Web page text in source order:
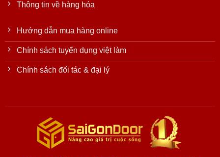
Thông tin về hàng hóa
Hướng dẫn mua hàng online
Chính sách tuyển dụng việt làm
Chính sách đối tác & đại lý